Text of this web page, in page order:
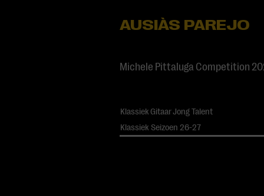
AUSIÀS PAREJO
Michele Pittaluga Competition
KlassiekGitaarJong Talent
Klassiek Seizoen 26-27